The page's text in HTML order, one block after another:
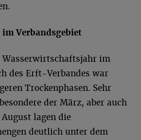
Verbandsgebiet
Wasserwirtschaftsjahr im
des Erft-Verbandes war
Trockenphasen. Sehr
der März, aber auch
lagen die
deutlich unter dem